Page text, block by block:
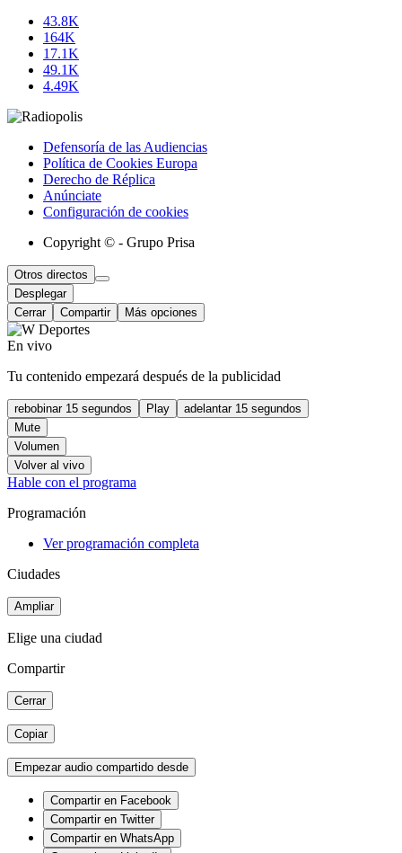
43.8K
164K
17.1K
49.1K
4.49K
Defensoría de las Audiencias
Política de Cookies Europa
Derecho de Réplica
Anúnciate
Configuración de cookies
Copyright © - Grupo Prisa
Otros directos
Desplegar
Cerrar
Compartir Más opciones
En vivo
Tu contenido empezará después de la publicidad
rebobinar 15 segundos Play
adelantar 15 segundos
Mute
Volumen
Volver al vivo
Hable con el programa
Programación
Ver programación completa
Ciudades
Ampliar
Elige una ciudad
Compartir
Cerrar
Copiar
Empezar audio compartido desde
Compartir en Facebook
Compartir en Twitter
Compartir en WhatsApp